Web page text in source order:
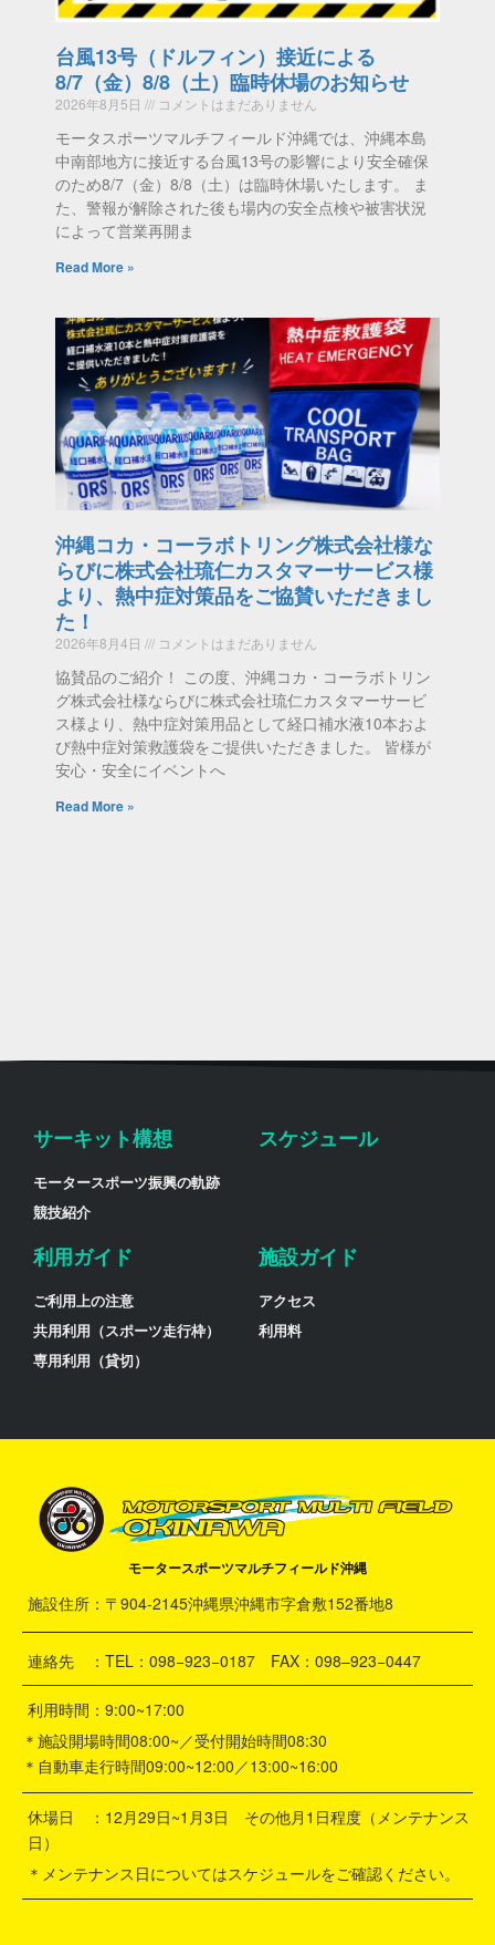
台風13号（ドルフィン）接近による
8/7（金）8/8（土）臨時休場のお知らせ
2026年8月5日 コメントはまだありません
モータスポーツマルチフィールド沖縄では、沖縄本島
中南部地方に接近する台風13号の影響により安全確保
のため8/7（金）8/8（土）は臨時休場いたします。 ま
た、警報が解除された後も場内の安全点検や被害状況
によって営業再開ま
Read More »
沖縄コカ・コーラボトリング株式会社様な
らびに株式会社琉仁カスタマーサービス様
より、熱中症対策品をご協賛いただきまし
た！
2026年8月4日 コメントはまだありません
協賛品のご紹介！ この度、沖縄コカ・コーラボトリン
グ株式会社様ならびに株式会社琉仁カスタマーサービ
ス様より、熱中症対策用品として経口補水液10本およ
び熱中症対策救護袋をご提供いただきました。 皆様が
安心・安全にイベントへ
Read More »
サーキット構想
モータースポーツ振興の軌跡
競技紹介
スケジュール
利用ガイド
ご利用上の注意
共用利用（スポーツ走行枠）
専用利用（貸切）
施設ガイド
アクセス
利用料
モータースポーツマルチフィールド沖縄
施設住所：〒904-2145沖縄県沖縄市字倉敷152番地8
連絡先 ：TEL：098−923−0187 FAX：098–923−0447
利用時間：9:00~17:00
＊施設開場時間08:00~／受付開始時間08:30
＊自動車走行時間09:00~12:00／13:00~16:00
休場日 ：12月29日~1月3日 その他月1日程度（メンテナンス
日）
＊メンテナンス日についてはスケジュールをご確認ください。